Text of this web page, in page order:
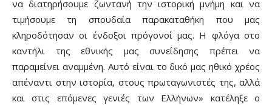
να διατηρήσουμε ζωντανή την ιστορική μνήμη και να
τιμήσουμε τη σπουδαία παρακαταθήκη που μας
κληροδότησαν οι ένδοξοι πρόγονοί μας. Η φλόγα στο
καντήλι της εθνικής μας συνείδησης πρέπει να
παραμείνει αναμμένη. Αυτό είναι το δικό μας ηθικό χρέος
απέναντι στην ιστορία, στους πρωταγωνιστές της, αλλά
και στις επόμενες γενιές των Ελλήνων» κατέληξε ο